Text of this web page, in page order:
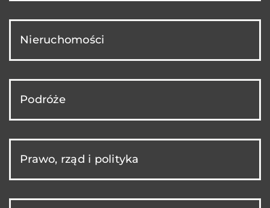
Nieruchomości
Podróże
Prawo, rząd i polityka